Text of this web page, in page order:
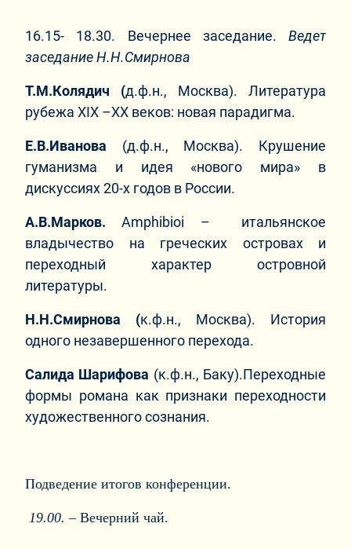
16.15- 18.30. Вечернее заседание. Ведет
заседание Н.Н.Смирнова
Т.М.Колядич (д.ф.н., Москва). Литература
рубежа XIX –ХХ веков: новая парадигма.
Е.В.Иванова (д.ф.н., Москва). Крушение
гуманизма и идея «нового мира» в
дискуссиях 20-х годов в России.
А.В.Марков.Amphibioi – итальянское
владычество на греческих островах и
переходный характер островной
литературы.
Н.Н.Смирнова (к.ф.н., Москва). История
одного незавершенного перехода.
Салида Шарифова (к.ф.н., Баку).Переходные
формы романа как признаки переходности
художественного сознания.
Подведение итогов конференции.
19.00. – Вечерний чай.